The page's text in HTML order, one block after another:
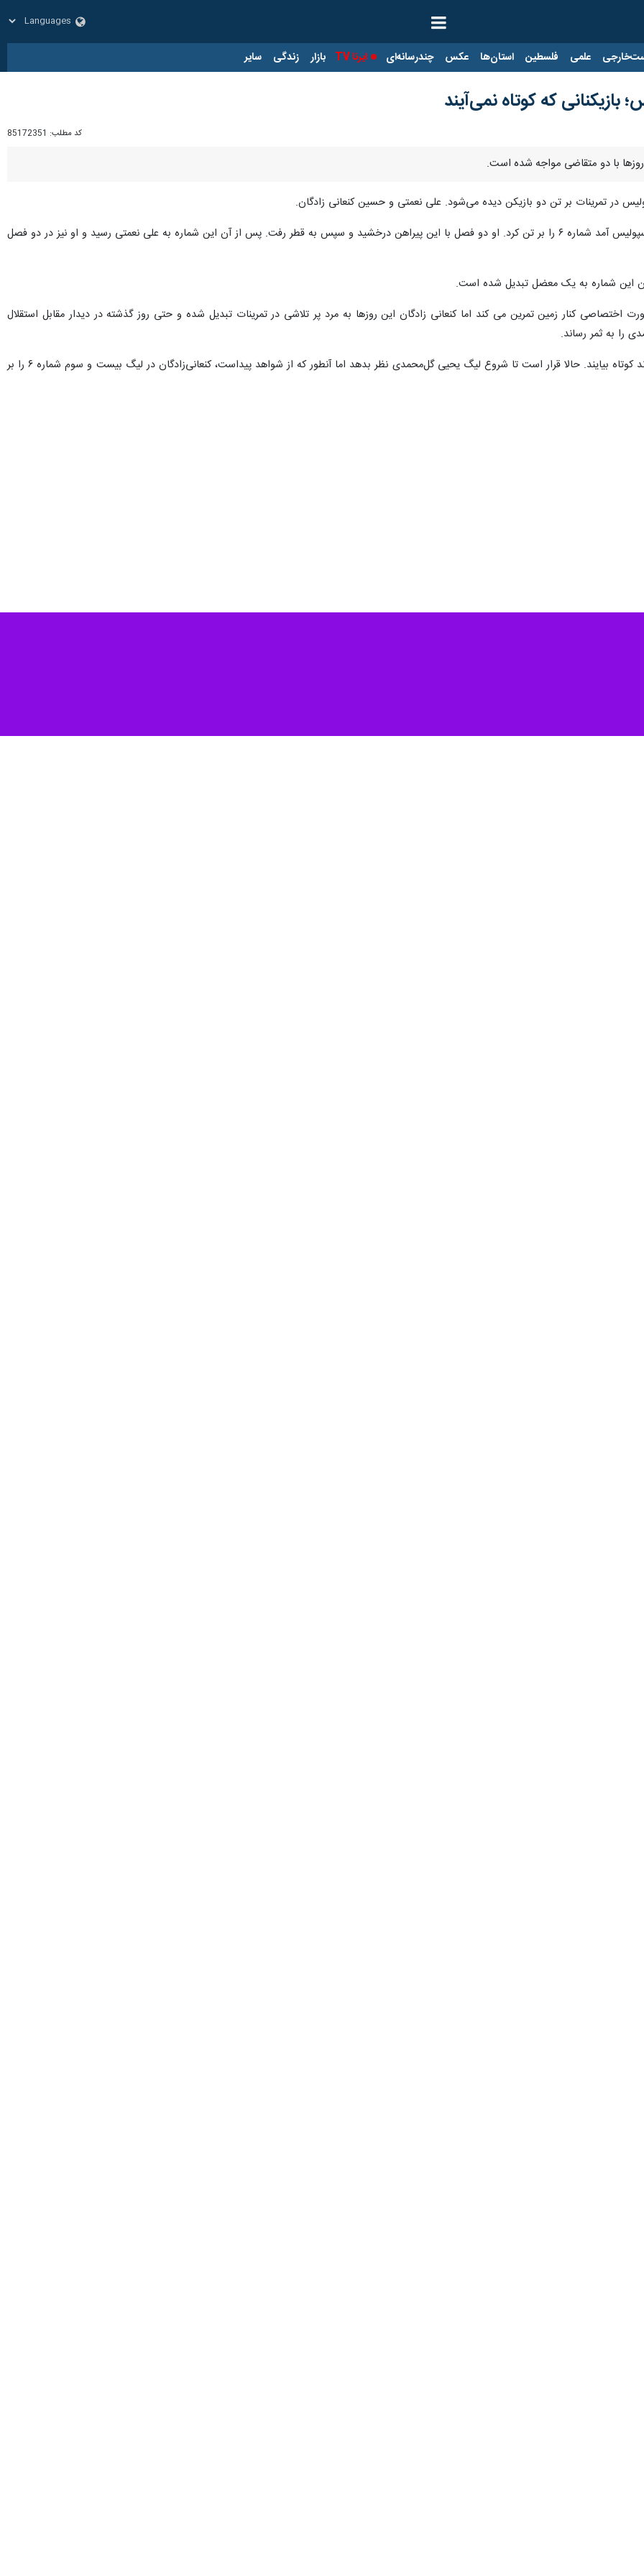
علمی فلسطین استان‌ها عکس چندرسانه‌ای ایرنا TV بازار زندگی سایر
کد مطلب: 85172351
کنعانی‌زادگان چهار سال قبل وقتی به پرسپولیس آمد شماره ۶ را بر تن کرد. او دو فصل با این پیراهن درخشید و سپس به قطر رفت. پس از آن این شماره به علی نعمتی رسید و او نیز در دو فصل
این شماره به یک معضل تبدیل شده است.
کنار زمین تمرین می کند اما کنعانی زادگان این روزها به مرد پر تلاشی در تمرینات تبدیل شده و حتی روز گذشته در دیدار مقابل استقلال
را به ثمر رساند.
تا الان هیچ یک از این نفرات قصد ندارند کوتاه بیایند. حالا قرار است تا شروع لیگ یحیی گل‌محمدی نظر بدهد اما آنطور که از شواهد پیداست، کنعانی‌زادگان در لیگ بیست و سوم شماره ۶ را بر